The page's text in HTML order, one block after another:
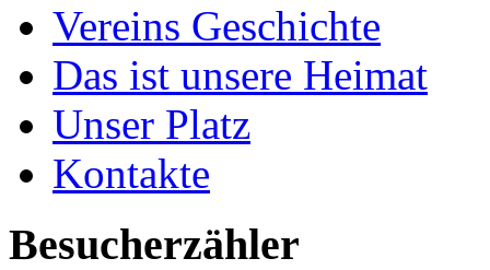
Vereins Geschichte
Das ist unsere Heimat
Unser Platz
Kontakte
Besucherzähler